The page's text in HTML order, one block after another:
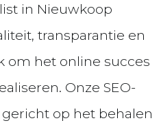
in Nieuwkoop
transparantie en
om het online succes
Onze SEO-
op het behalen